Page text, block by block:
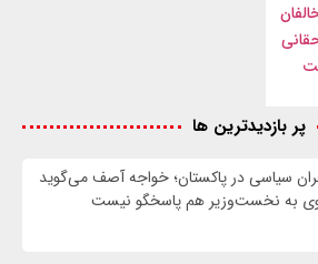
پر بازدیدترین ها
سیاسی در پاکستان؛ خواجه آصف می‌گوید
به نخست‌وزیر هم پاسخگو نیست